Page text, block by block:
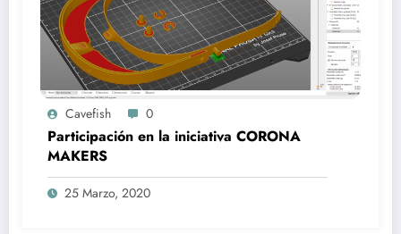
Cavefish 0
Participación en la iniciativa CORONA
MAKERS
25 Marzo, 2020